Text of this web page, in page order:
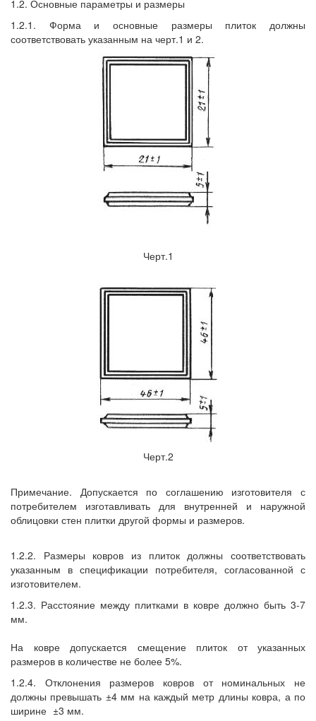
1.2. Основные параметры и размеры
1.2.1. Форма и основные размеры плиток должны
соответствовать указанным на черт.1 и 2.
Черт.1
Черт.2
Примечание. Допускается по соглашению изготовителя с
потребителем изготавливать для внутренней и наружной
облицовки стен плитки другой формы и размеров.
1.2.2. Размеры ковров из плиток должны соответствовать
указанным в спецификации потребителя, согласованной с
изготовителем.
1.2.3. Расстояние между плитками в ковре должно быть 3-7
мм.
На ковре допускается смещение плиток от указанных
размеров в количестве не более 5%.
1.2.4. Отклонения размеров ковров от номинальных не
должны превышать ±4 мм на каждый метр длины ковра, а по
ширине ±3 мм.